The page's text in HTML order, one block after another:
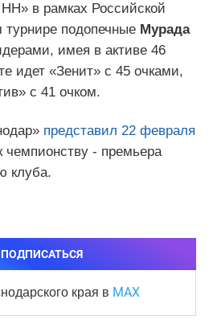
в рамках Российской
подопечные Мурада
имея в активе 46
идет «Зенит» с 45 очками,
с 41 очком.
представил 22 февраля
чемпионству - премьера
клуба.
ПОДПИСАТЬСЯ
края в MAX